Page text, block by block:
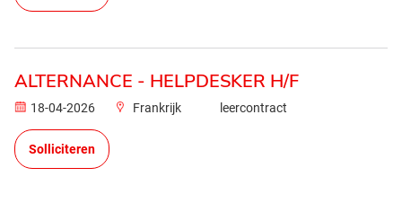
ALTERNANCE - HELPDESKER H/F
18-04-2026 Frankrijk leercontract
Solliciteren